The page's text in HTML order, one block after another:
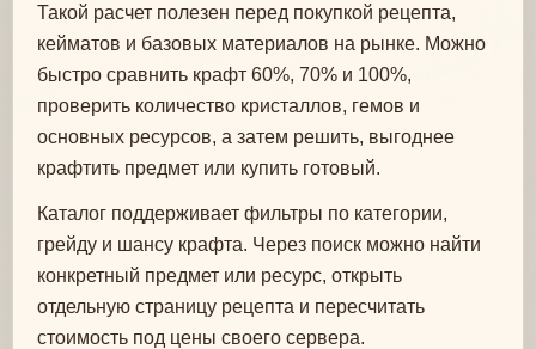
Такой расчет полезен перед покупкой рецепта,
кейматов и базовых материалов на рынке. Можно
быстро сравнить крафт 60%, 70% и 100%,
проверить количество кристаллов, гемов и
основных ресурсов, а затем решить, выгоднее
крафтить предмет или купить готовый.
Каталог поддерживает фильтры по категории,
грейду и шансу крафта. Через поиск можно найти
конкретный предмет или ресурс, открыть
отдельную страницу рецепта и пересчитать
стоимость под цены своего сервера.